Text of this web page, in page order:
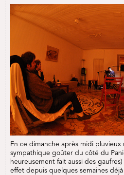
En ce dimanche après midi pluvieux
sympathique goûter du côté du
heureusement fait aussi des
effet depuis quelques semaines